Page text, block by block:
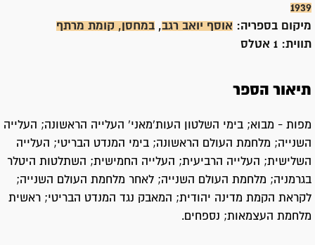
1939
מיקום בספריה: אוסף יואב רגב, במחסן, קומת מרתף
תווית: 1 אטלס
תיאור הספר
מפות - מבוא; בימי השלטון העות'מאני' העלייה הראשונה; העלייה
השנייה; מלחמת העולם הראשונה; בימי המנדט הבריטי; העלייה
השלישית; העלייה הרביעית; העלייה החמישית; השתלטות היטלר
בגרמניה; מלחמת העולם השנייה; לאחר מלחמת העולם השנייה;
לקראת הקמת מדינה יהודית; המאבק נגד המנדט הבריטי; ראשית
מלחמת העצמאות; נספחים.